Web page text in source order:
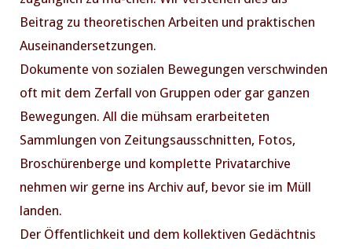
Beitrag zu theoretischen Arbeiten und praktischen
Auseinandersetzungen.
Dokumente von sozialen Bewegungen verschwinden
oft mit dem Zerfall von Gruppen oder gar ganzen
Bewegungen. All die mühsam erarbeiteten
Sammlungen von Zeitungsausschnitten, Fotos,
Broschürenberge und komplette Privatarchive
nehmen wir gerne ins Archiv auf, bevor sie im Müll
landen.
Der Öffentlichkeit und dem kollektiven Gedächtnis